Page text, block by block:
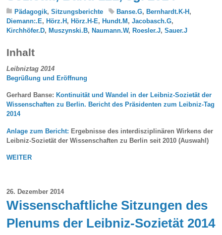
Pädagogik,Sitzungsberichte Banse.G, Bernhardt.K-H ,
Diemann:.E, Hörz.H , Hörz.H-E, Hundt.M ,Jacobasch.G,
Kirchhöfer.D, Muszynski.B, Naumann.W, Roesler.J,Sauer.J
Inhalt
Leibniztag 2014
Begrüßung und Eröffnung
Gerhard Banse: Kontinuität und Wandel in der Leibniz-Sozietät der
Wissenschaften zu Berlin. Bericht des Präsidenten zum Leibniz-Tag
2014
Anlage zum Bericht: Ergebnisse des interdisziplinären Wirkens der
Leibniz-Sozietät der Wissenschaften zu Berlin seit 2010 (Auswahl)
WEITER
26. Dezember 2014
Wissenschaftliche Sitzungen des
Plenums der Leibniz-Sozietät 2014